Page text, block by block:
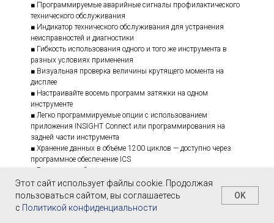
■ Программируемые аварийные сигналы профилактического
технического обслуживания
■ Индикатор технического обслуживания для устранения
неисправностей и диагностики
■ Гибкость использования одного и того же инструмента в
разных условиях применения
■ Визуальная проверка величины крутящего момента на
дисплее
■ Настраивайте восемь программ затяжки на одном
инструменте
■ Легко программируемые опции с использованием
приложения INSIGHT Connect или программирования на
задней части инструмента
■ Хранение данных в объёме 1200 циклов — доступно через
программное обеспечение ICS
■ Визуальная обратная связь с оператором с использованием
зелёного, жёлтого и красного световых индикаторов
Оставить заявку
Этот сайт использует файлы cookie. Продолжая
пользоваться сайтом, вы соглашаетесь
с Политикой конфиденциальности
OK